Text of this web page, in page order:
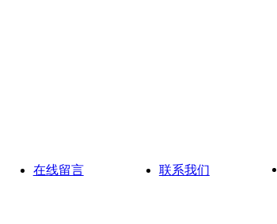
在线留言 联系我们